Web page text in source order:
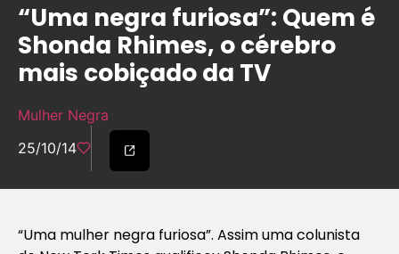
“Uma negra furiosa”: Quem é
Shonda Rhimes, o cérebro
mais cobiçado da TV
Mulher Negra
25/10/14
“Uma mulher negra furiosa”. Assim uma colunista